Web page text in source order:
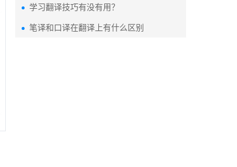
学习翻译技巧有没有用？
笔译和口译在翻译上有什么区别